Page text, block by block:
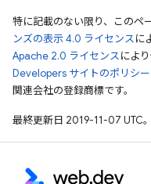
特に記載のない限り、このペ
ンズの表示 4.0 ライセンスに
Apache 2.0 ライセンスによ
Developers サイトのポリシー
関連会社の登録商標です。
最終更新日 2019-11-07 UTC。